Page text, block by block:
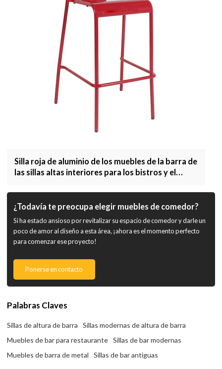
Silla roja de aluminio de los muebles de la barra de
las sillas altas interiores para los bistros y el
¿Todavía te preocupa elegir muebles de comedor?
Si ha estado ansioso por revitalizar su espacio de comedor y darle un
poco de amor al diseño a esta área, ¡ahora es el momento perfecto
para comenzar ese proyecto!
Ponerse en contacto
Palabras Claves
Sillas de altura de barra
Sillas modernas de altura de barra
Muebles de bar para restaurante
Sillas de bar modernas
Muebles de barra de metal
Sillas de bar antiguas